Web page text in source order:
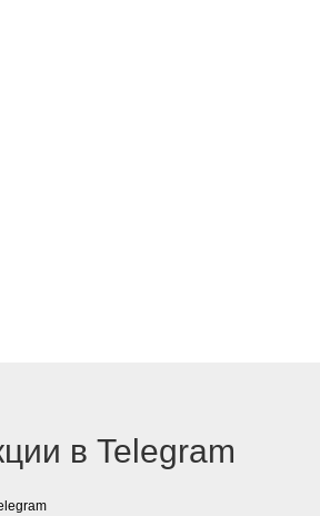
в Telegram